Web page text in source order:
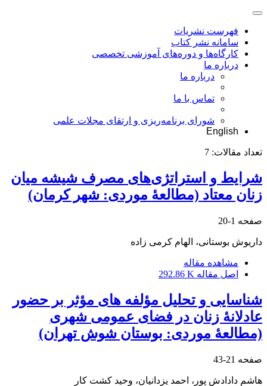
فهرست نشریات
سامانه نشر کتاب
کارگاه‌ها و دوره‌های آموزشی تخصصی
درباره ما
درباره ما
تماس با ما
شورای برنامه‌ریزی و ارتقای مجلات علمی
English
تعداد مقالات: 7
شرایط و استراتژی‌های مصرف شیشه میان
زنان معتاد (مطالعۀ موردی: شهر کرمان)
صفحه 1-20
داریوش بوستانی، الهام کرمی زاده
مشاهده مقاله
اصل مقاله 292.86 K
شناسایی و تحلیل مؤلفه‏ های مؤثر‏ بر حضور
عادلانۀ زنان در فضای عمومی شهری
(مطالعۀ موردی: بوستان شوش تهران)
صفحه 21-43
هاشم دادادش پور، احمد یزدانیان، وحید کشت کار